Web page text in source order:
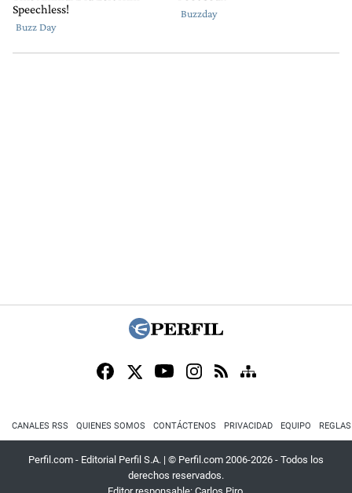
CANALES RSS QUIENES SOMOS CONTÁCTENOS PRIVACIDAD EQUIPO
Perfil.com - Editorial Perfil S.A. | © Perfil.com 2006-2026 - Todos los
derechos reservados.